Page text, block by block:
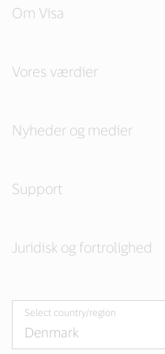
Om Visa
Vores værdier
Nyheder og medier
Support
Juridisk og fortrolighed
Select country/region